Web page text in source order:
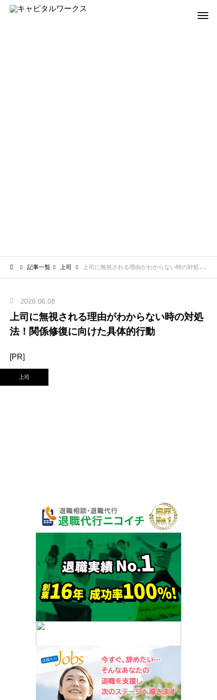
記事一覧 上司 上司に無視される理由がわからない時の対処法！関係修復に向けた具体的行動
2026.06.08
上司に無視される理由がわからない時の対処
法！関係修復に向けた具体的行動
[PR]
上司